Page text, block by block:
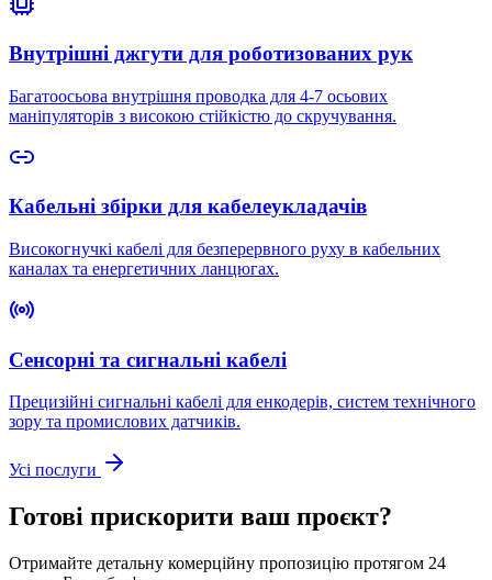
Внутрішні джгути для роботизованих рук
Багатоосьова внутрішня проводка для 4-7 осьових
маніпуляторів з високою стійкістю до скручування.
Кабельні збірки для кабелеукладачів
Високогнучкі кабелі для безперервного руху в кабельних
каналах та енергетичних ланцюгах.
Сенсорні та сигнальні кабелі
Прецизійні сигнальні кабелі для енкодерів, систем технічного
зору та промислових датчиків.
Усі послуги
Готові прискорити ваш проєкт?
Отримайте детальну комерційну пропозицію протягом 24